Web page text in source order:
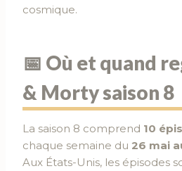
cosmique.
📅 Où et quand
& Morty saison 8
La saison 8 comprend 10
chaque semaine du 26 mai
Aux États-Unis, les épisodes